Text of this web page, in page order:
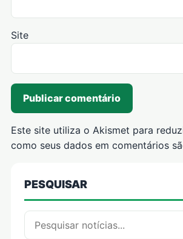
Site
Este site utiliza o Akismet para
como seus dados em comentários
PESQUISAR
Pesquisar por: